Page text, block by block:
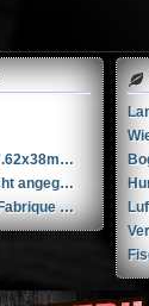
Tula M1895 7.62x38mmR / 7.62x38mm Nagant
...Andere-Nicht angegeben W+F Raketenpistole 1917/1934 kal. 34mm ...Andere/Nicht angegeben
FN Herstal | Fabrique Nationale 1910 + holster & 3 mags. .32 ACP / 7.65x17mm Browning SR